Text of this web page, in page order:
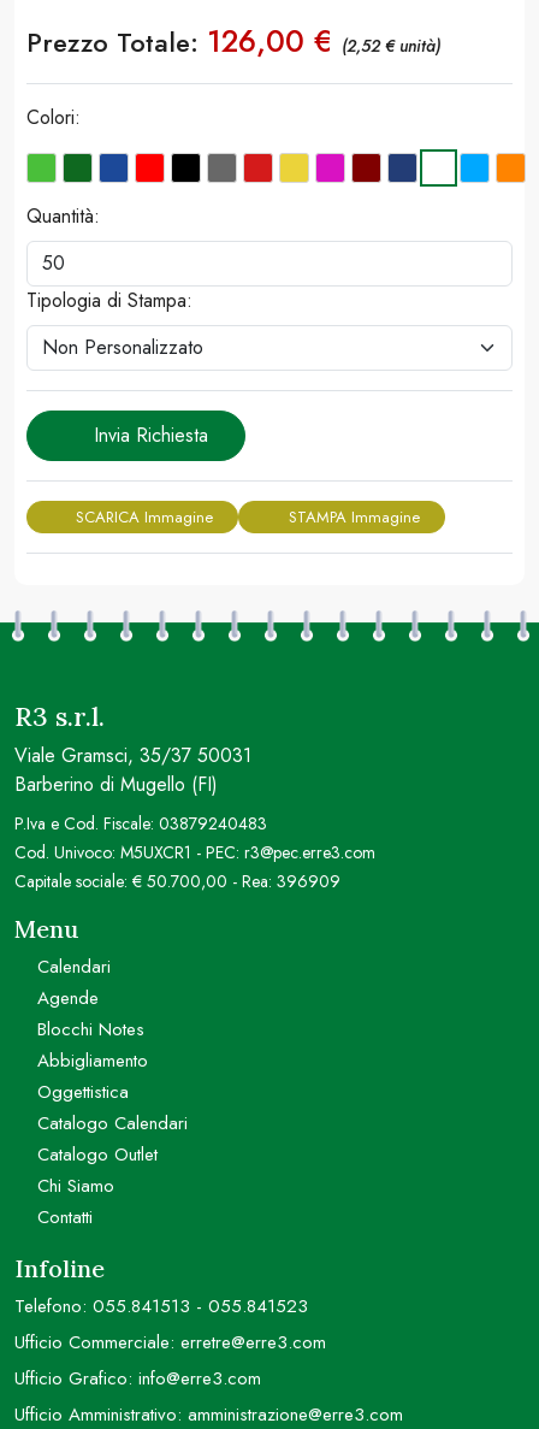
Prezzo Totale: 126,00 € (2,52 € unità)
Colori:
Quantità:
Tipologia di Stampa:
Invia Richiesta
SCARICA Immagine STAMPA Immagine
R3 s.r.l.
Viale Gramsci, 35/37 50031
Barberino di Mugello (FI)
P.Iva e Cod. Fiscale: 03879240483
Cod. Univoco: M5UXCR1 - PEC: r3@pec.erre3.com
Capitale sociale: € 50.700,00 - Rea: 396909
Menu
Calendari
Agende
Blocchi Notes
Abbigliamento
Oggettistica
Catalogo Calendari
Catalogo Outlet
Chi Siamo
Contatti
Infoline
Telefono: 055.841513 - 055.841523
Ufficio Commerciale: erretre@erre3.com
Ufficio Grafico: info@erre3.com
Ufficio Amministrativo: amministrazione@erre3.com